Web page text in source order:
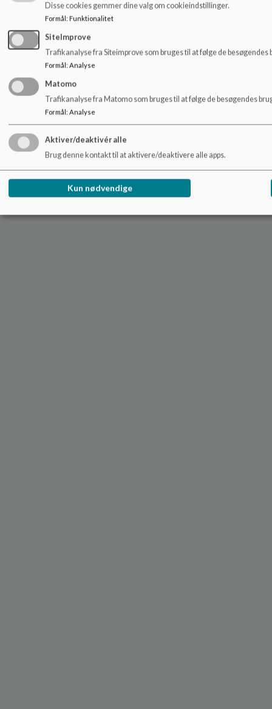
Disse cookies gemmer dine valg om cookieindstillinger.
Formål: Funktionalitet
SiteImprove
Trafikanalyse fra Siteimprove som bruges til at følge de besøgendes
Formål: Analyse
Matomo
Trafikanalyse fra Matomo som bruges til at følge de besøgendes
Formål: Analyse
Aktiver/deaktivér alle
Brug denne kontakt til at aktivere/deaktivere alle apps.
Kun nødvendige